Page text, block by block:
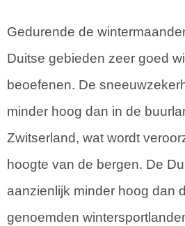
Gedurende de
Duitse gebieden zeer goed
beoefenen. De
minder hoog dan in de
Zwitserland, wat wordt
hoogte van de bergen. De
aanzienlijk minder hoog dan
genoemden